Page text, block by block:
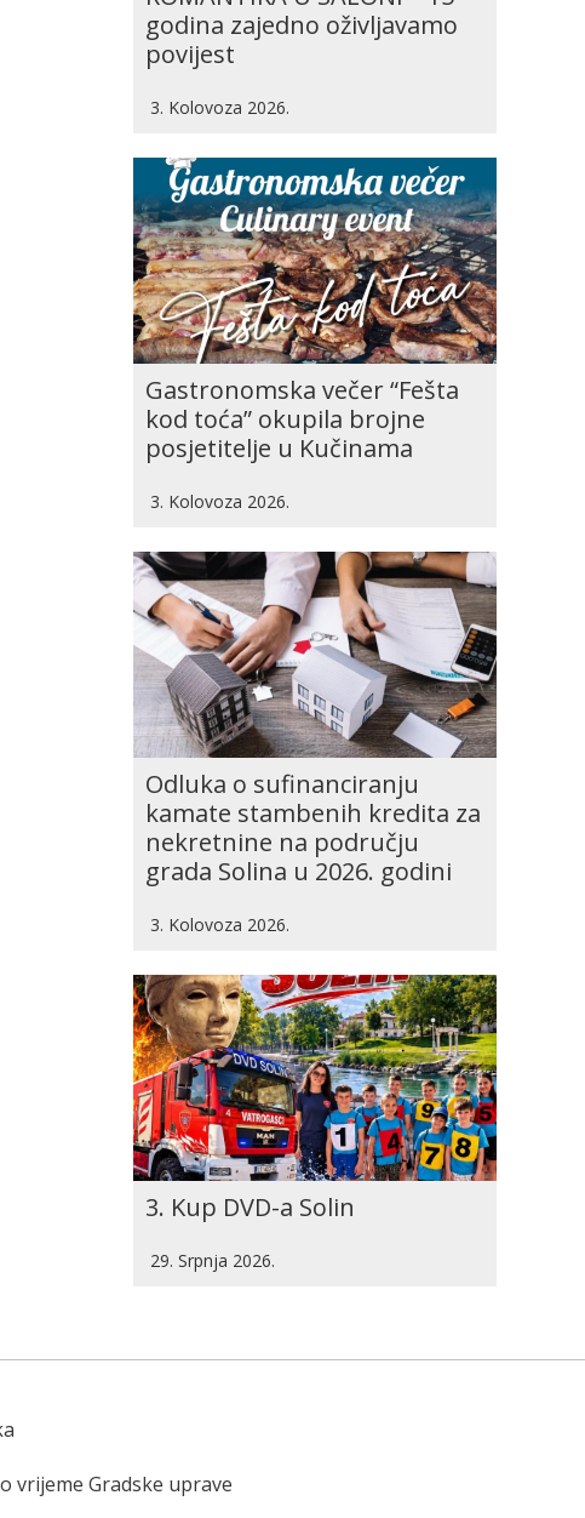
godina zajedno oživljavamo
povijest
3. Kolovoza 2026.
Gastronomska večer “Fešta
kod toća” okupila brojne
posjetitelje u Kučinama
3. Kolovoza 2026.
Odluka o sufinanciranju
kamate stambenih kredita za
nekretnine na području
grada Solina u 2026. godini
3. Kolovoza 2026.
3. Kup DVD-a Solin
29. Srpnja 2026.
vrijeme Gradske uprave